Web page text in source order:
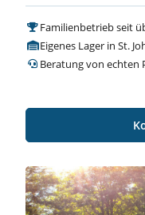
Familienbetrieb seit
Eigenes Lager in St.
Beratung von echten